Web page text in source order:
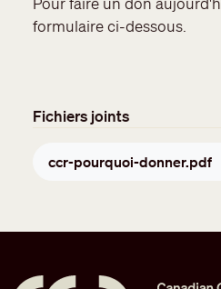
formulaire ci-dessous.
Fichiers joints
ccr-pourquoi-donner.pdf